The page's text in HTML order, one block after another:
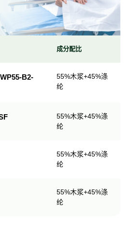
成分配比
B2-
55%木浆+45%涤
纶
55%木浆+45%涤
纶
55%木浆+45%涤
纶
55%木浆+45%涤
纶